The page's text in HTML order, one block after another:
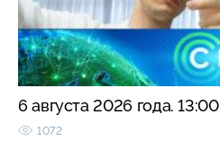
6 августа 2026 года. 13:00
1072